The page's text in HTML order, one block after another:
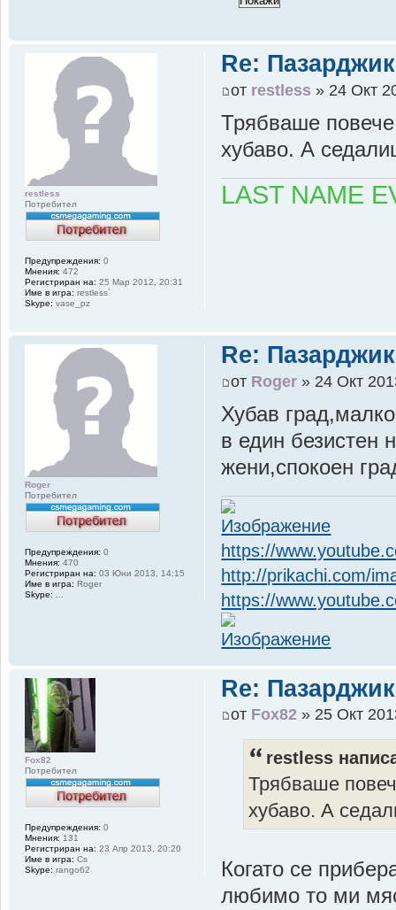
Re: Пазарджик
от restless » 24 Окт
Трябваше
хубаво. А
LAST NAME
restless
Потребител
Предупреждения: 0
Мнения: 472
Регистриран на: 25 Мар 2012, 20:31
Име в игра: restless`
Skype: vase_pz
Re: Пазарджик
от Roger » 24 Окт
Хубав
в един безистен
жени,спокоен
https://
http://prikachi.com/
https://
Roger
Потребител
Предупреждения: 0
Мнения: 470
Регистриран на: 03 Юни 2013, 14:15
Име в игра: Roger
Skype: ...
Re: Пазарджик
от Fox82 » 25 Окт
restless
Трябваше
хубаво. А
Когато се
любимо то ми
Fox82
Потребител
Предупреждения: 0
Мнения: 131
Регистриран на: 23 Апр 2013, 20:20
Име в игра: Cs
Skype: rango62